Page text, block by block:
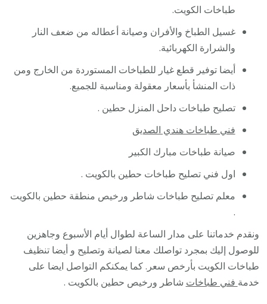
طباخات الكويت.
غسيل الطباخ والأفران وصيانة أعطاله من ضعف النار
والشرارة الكهربائية.
أيضا توفير قطع غيار للطباخات المستوردة من الخارج ومن
ذات المنشأ بأسعار معقولة ومناسبة للجميع.
تصليح طباخات داحل المنزل حطين .
فني طباخات هندي الصديق
صيانة طباخات مبارك الكبير
اول فني تصليح طباخات حطين بالكويت .
معلم تصليح طباخات شاطر ورخيص منطقة حطين بالكويت
.
ونقدم خدماتنا على مدار الساعة لطوال أيام الأسبوع وجاهزين
للوصول إليك بمجرد تواصلك معنا لصيانة وتصليح و أيضا تنظيف
طباخات الكويت بأرخص سعر. كما يمكنكم التواصل ايضا على
خدمة فني طباخات شاطر ورخيص حطين بالكويت .